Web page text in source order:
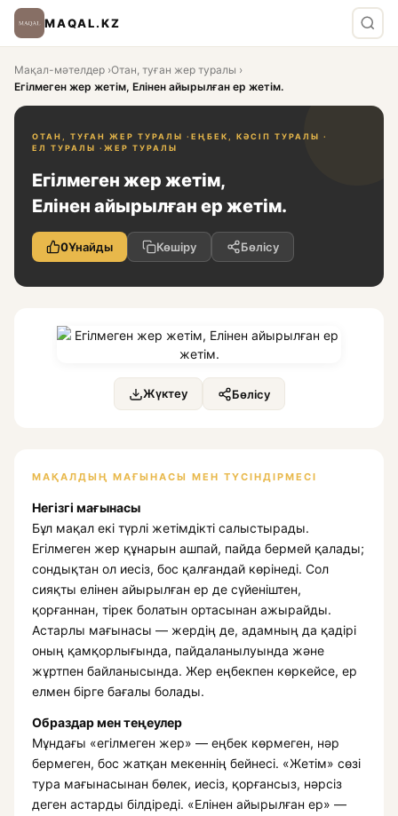
MAQAL.KZ
Мақал-мәтелдер ›Отан, туған жер туралы ›
Егілмеген жер жетім, Елінен айырылған ер жетім.
ОТАН, ТУҒАН ЖЕР ТУРАЛЫ · ЕҢБЕК, КӘСІП ТУРАЛЫ ·
ЕЛ ТУРАЛЫ · ЖЕР ТУРАЛЫ
Егілмеген жер жетім,
Елінен айырылған ер жетім.
0Ұнайды Көшіру Бөлісу
Жүктеу Бөлісу
МАҚАЛДЫҢ МАҒЫНАСЫ МЕН ТҮСІНДІРМЕСІ
Негізгі мағынасы
Бұл мақал екі түрлі жетімдікті салыстырады.
Егілмеген жер құнарын ашпай, пайда бермей қалады;
сондықтан ол иесіз, бос қалғандай көрінеді. Сол
сияқты елінен айырылған ер де сүйеніштен,
қорғаннан, тірек болатын ортасынан ажырайды.
Астарлы мағынасы — жердің де, адамның да қадірі
оның қамқорлығында, пайдаланылуында және
жұртпен байланысында. Жер еңбекпен көркейсе, ер
елмен бірге бағалы болады.
Образдар мен теңеулер
Мұндағы «егілмеген жер» — еңбек көрмеген, нәр
бермеген, бос жатқан мекеннің бейнесі. «Жетім» сөзі
тура мағынасынан бөлек, иесіз, қорғансыз, нәрсіз
деген астарды білдіреді. «Елінен айырылған ер» —